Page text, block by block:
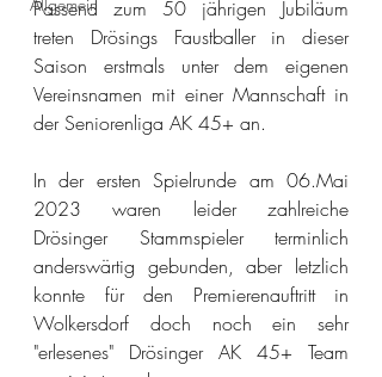
Passend zum 50 jährigen Jubiläum
treten Drösings Faustballer in dieser
Saison erstmals unter dem eigenen
Vereinsnamen mit einer Mannschaft in
der Seniorenliga AK 45+ an.
In der ersten Spielrunde am 06.Mai
2023 waren leider zahlreiche
Drösinger Stammspieler terminlich
anderswärtig gebunden, aber letzlich
konnte für den Premierenauftritt in
Wolkersdorf doch noch ein sehr
"erlesenes" Drösinger AK 45+ Team